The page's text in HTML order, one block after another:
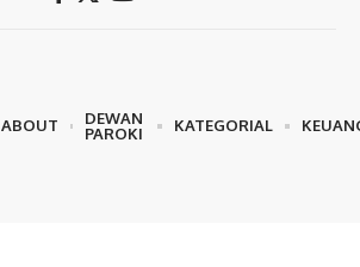
ABOUT
DEWAN
PAROKI
KATEGORIAL